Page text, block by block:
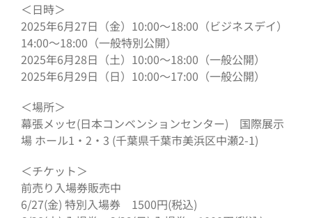
＜日時＞
2025年6月27日（金）10:00〜18:00（ビジネスデイ）
14:00〜18:00（一般特別公開）
2025年6月28日（土）10:00〜18:00（一般公開）
2025年6月29日（日）10:00〜17:00（一般公開）
＜場所＞
幕張メッセ(日本コンベンションセンター) 国際展示
場 ホール1・2・3 (千葉県千葉市美浜区中瀬2-1)
＜チケット＞
前売り入場券販売中
6/27(金) 特別入場券 1500円(税込)